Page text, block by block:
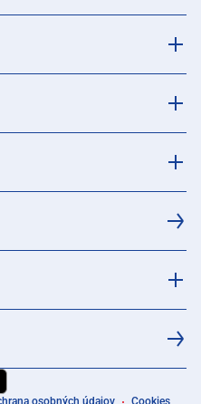
osobných údajov Cookies